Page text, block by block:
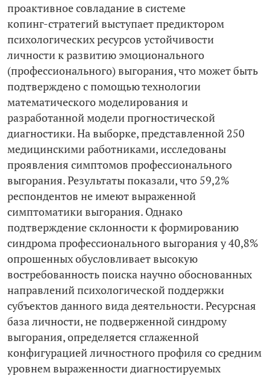
проактивное совладание в системе
копинг-­стратегий выступает предиктором
психологических ресурсов устойчивости
личности к развитию эмоционального
(профессионального) выгорания, что может быть
подтверждено с помощью технологии
математического моделирования и
разработанной модели прогностической
диагностики. На выборке, представленной 250
медицинскими работниками, исследованы
проявления симптомов профессионального
выгорания. Результаты показали, что 59,2%
респондентов не имеют выраженной
симптоматики выгорания. Однако
подтверждение склонности к формированию
синдрома профессионального выгорания у 40,8%
опрошенных обусловливает высокую
востребованность поиска научно обоснованных
направлений психологической поддержки
субъектов данного вида деятельности. Ресурсная
база личности, не подверженной синдрому
выгорания, определяется сглаженной
конфигурацией личностного профиля со средним
уровнем выраженности диагностируемых